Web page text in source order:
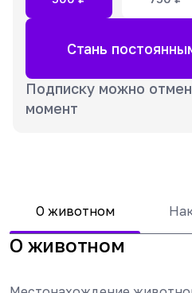
Стань
Подписку можно
момент
О животном
О животном